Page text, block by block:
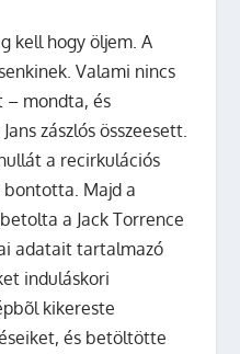
kell hogy öljem. A
Valami nincs
– mondta, és
zászlós összeesett.
a recirkulációs
bontotta. Majd a
a Jack Torrence
adatait tartalmazó
induláskori
kikereste
és betöltötte